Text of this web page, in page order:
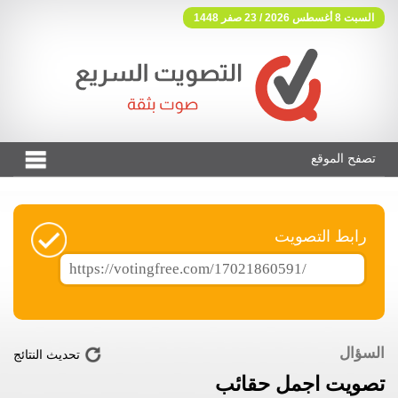
السبت 8 أغسطس 2026 / 23 صفر 1448
فوتنج فري موقع تصويت مجاني
تصفح الموقع
رابط التصويت
السؤال
تصويت اجمل حقائب
تحديث النتائج